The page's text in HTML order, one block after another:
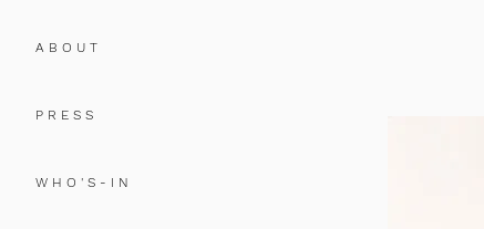
A B O U T
P R E S S
W H O ' S - I N